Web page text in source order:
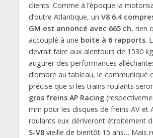
clients. Comme à l’époque la
d’outre Atlantique, un V8 6.4
GM est annoncé avec 665 ch, rien
accouplé à une boite à 6 rapports.
devrait faire aux alentours de 1530
augurer des performances
d’ombre au tableau, le communiqué
précise que si les trains roulants
gros freins AP Racing
mm pour les disques de freins AV et
roulants eux dériveront étroitement
S-V8vieille de bientôt 15 ans… Mais